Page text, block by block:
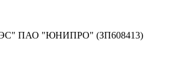
ГРЭС" ПАО "ЮНИПРО" (ЗП608413)